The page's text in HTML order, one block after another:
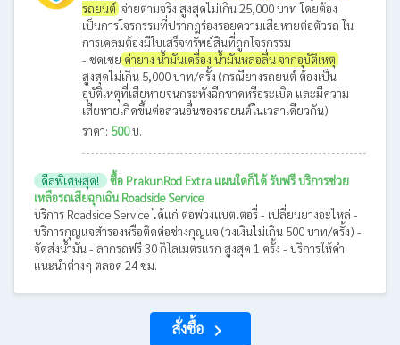
รถยนต์ จ่ายตามจริง สูงสุดไม่เกิน 25,000 บาท โดยต้อง
เป็นการโจรกรรมที่ปรากฎร่องรอยความเสียหายต่อตัวรถ ใน
การเคลมต้องมีใบเสร็จทรัพย์สินที่ถูกโจรกรรม
- ชดเชย ค่ายาง น้ำมันเครื่อง น้ำมันหล่อลื่น จากอุบัติเหตุ
สูงสุดไม่เกิน 5,000 บาท/ครั้ง (กรณียางรถยนต์ ต้องเป็น
อุบัติเหตุที่เสียหายจนกระทั่งฉีกขาดหรือระเบิด และมีความ
เสียหายเกิดขึ้นต่อส่วนอื่นของรถยนต์ในเวลาเดียวกัน)
ราคา: 500บ.
ดีลพิเศษสุด!
ซื้อ PrakunRod Extra แผนใดก็ได้ รับฟรี บริการช่วย
เหลือรถเสียฉุกเฉิน Roadside Service
บริการ Roadside Service ได้แก่ ต่อพ่วงแบตเตอรี่ - เปลี่ยนยางอะไหล่ -
บริการกุญแจสำรองหรือติดต่อช่างกุญแจ (วงเงินไม่เกิน 500 บาท/ครั้ง) -
จัดส่งน้ำมัน - ลากรถฟรี 30 กิโลเมตรแรก สูงสุด 1 ครั้ง - บริการให้คำ
แนะนำต่างๆ ตลอด 24 ชม.
สั่งซื้อ navigate_next